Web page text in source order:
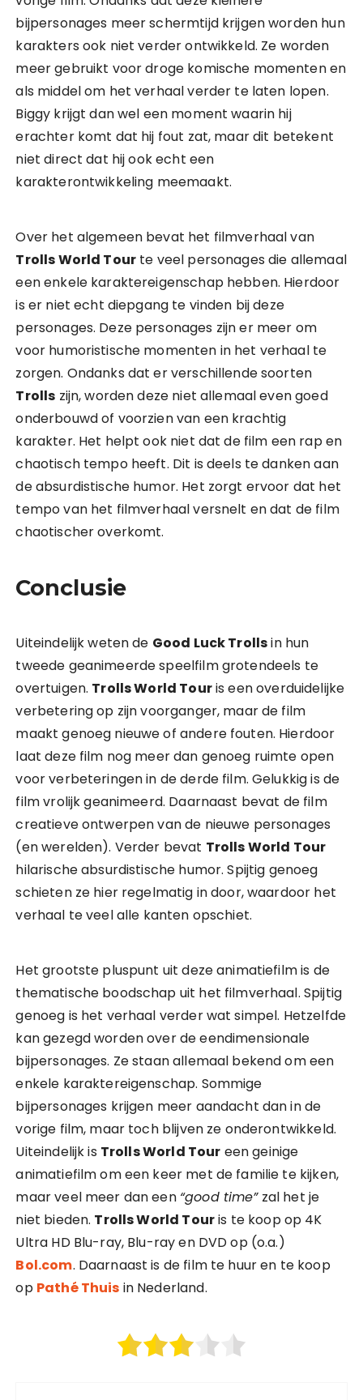
bijpersonages meer schermtijd krijgen worden hun
karakters ook niet verder ontwikkeld. Ze worden
meer gebruikt voor droge komische momenten en
als middel om het verhaal verder te laten lopen.
Biggy krijgt dan wel een moment waarin hij
erachter komt dat hij fout zat, maar dit betekent
niet direct dat hij ook echt een
karakterontwikkeling meemaakt.
Over het algemeen bevat het filmverhaal van
Trolls World Tour te veel personages die allemaal
een enkele karaktereigenschap hebben. Hierdoor
is er niet echt diepgang te vinden bij deze
personages. Deze personages zijn er meer om
voor humoristische momenten in het verhaal te
zorgen. Ondanks dat er verschillende soorten
Trolls zijn, worden deze niet allemaal even goed
onderbouwd of voorzien van een krachtig
karakter. Het helpt ook niet dat de film een rap en
chaotisch tempo heeft. Dit is deels te danken aan
de absurdistische humor. Het zorgt ervoor dat het
tempo van het filmverhaal versnelt en dat de film
chaotischer overkomt.
Conclusie
Uiteindelijk weten de Good Luck Trollsin hun
tweede geanimeerde speelfilm grotendeels te
overtuigen. Trolls World Touris een overduidelijke
verbetering op zijn voorganger, maar de film
maakt genoeg nieuwe of andere fouten. Hierdoor
laat deze film nog meer dan genoeg ruimte open
voor verbeteringen in de derde film. Gelukkig is de
film vrolijk geanimeerd. Daarnaast bevat de film
creatieve ontwerpen van de nieuwe personages
(en werelden). Verder bevat Trolls World Tour
hilarische absurdistische humor. Spijtig genoeg
schieten ze hier regelmatig in door, waardoor het
verhaal te veel alle kanten opschiet.
Het grootste pluspunt uit deze animatiefilm is de
thematische boodschap uit het filmverhaal. Spijtig
genoeg is het verhaal verder wat simpel. Hetzelfde
kan gezegd worden over de eendimensionale
bijpersonages. Ze staan allemaal bekend om een
enkele karaktereigenschap. Sommige
bijpersonages krijgen meer aandacht dan in de
vorige film, maar toch blijven ze onderontwikkeld.
Uiteindelijk is Trolls World Tour een geinige
animatiefilm om een keer met de familie te kijken,
maar veel meer dan een “good time”zal het je
niet bieden. Trolls World Touris te koop op 4K
Ultra HD Blu-ray, Blu-ray en DVD op (o.a.)
Bol.com. Daarnaast is de film te huur en te koop
op Pathé Thuis in Nederland.